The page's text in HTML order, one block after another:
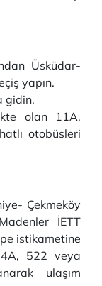
Üsküdar-
yapın.
gidin.
olan 11A,
otobüsleri
Çekmeköy
İETT
istikametine
522 veya
ulaşım